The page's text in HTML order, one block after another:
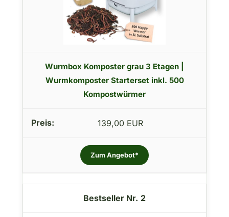
Wurmbox Komposter grau 3 Etagen |
Wurmkomposter Starterset inkl. 500
Kompostwürmer
139,00 EUR
Zum Angebot*
2